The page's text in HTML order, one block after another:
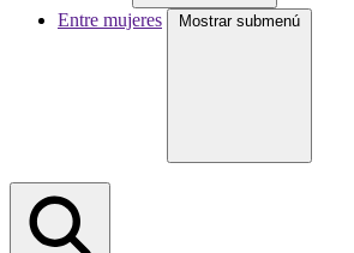
Entre mujeres Mostrar submenú